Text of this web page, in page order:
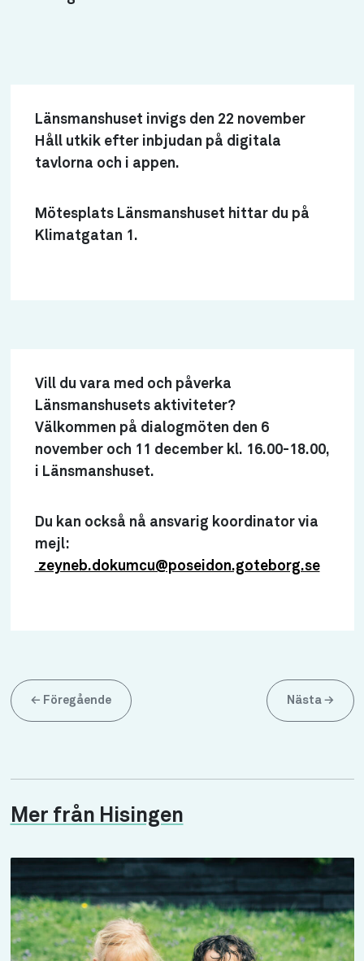
Länsmanshuset invigs den 22 november
Håll utkik efter inbjudan på digitala
tavlorna och i appen.
Mötesplats Länsmanshuset hittar du på
Klimatgatan 1.
Vill du vara med och påverka
Länsmanshusets aktiviteter?
Välkommen på dialogmöten den 6
november och 11 december kl. 16.00-18.00,
i Länsmanshuset.
Du kan också nå ansvarig koordinator via
mejl:
zeyneb.dokumcu@poseidon.goteborg.se
← Föregående Nästa →
Mer från Hisingen